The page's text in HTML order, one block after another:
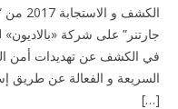
جارتنر” على شركة
في الكشف عن تهديدات أمن
السريعة و الفعالة عن طريق
[…]